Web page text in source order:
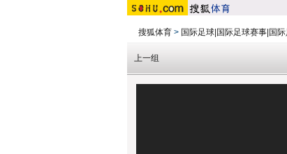
搜狐体育 > 国际足球|国际足球赛事|国
上一组